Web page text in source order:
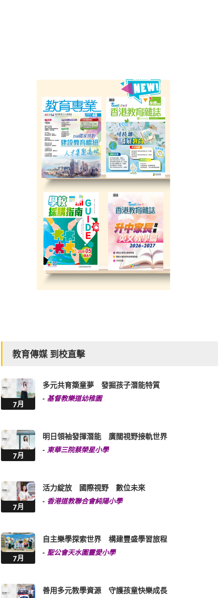
教育傳媒 到校直擊
7月
多元共育築童夢 發掘孩子潛能特質
- 基督教樂道幼稚園
7月
明日領袖發揮潛能 廣闊視野接軌世界
- 東華三院蔡榮星小學
7月
活力綻放 國際視野 數位未來
- 香港道教聯合會純陽小學
7月
自主樂學探索世界 構建豐盛學習旅程
- 聖公會天水圍靈愛小學
善用多元教學資源 守護孩童快樂成長